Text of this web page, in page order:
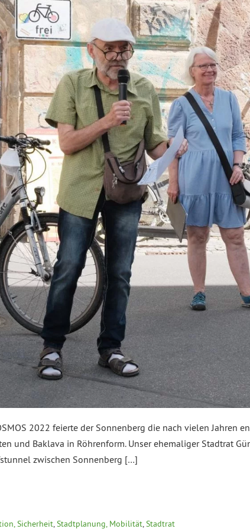
2022 feierte der Sonnenberg die nach vielen Jahren
und Baklava in Röhrenform. Unser ehemaliger Stadtrat
zwischen Sonnenberg […]
Sicherheit,Stadtplanung, Mobilität,Stadtrat